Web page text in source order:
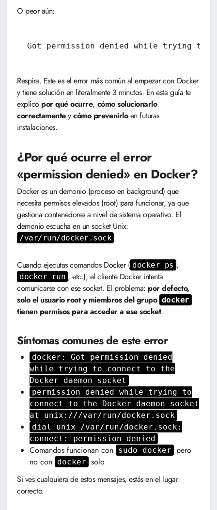
O peor aún:
Got permission denied while trying to
Respira. Este es el error más común al empezar con Docker
y tiene solución en literalmente 3 minutos. En esta guía te
explico por qué ocurre, cómo solucionarlo
correctamenteycómo prevenirloen futuras
instalaciones.
¿Por qué ocurre el error
«permission denied» en Docker?
Docker es un demonio (proceso en background) que
necesita permisos elevados (root) para funcionar, ya que
gestiona contenedores a nivel de sistema operativo. El
demonio escucha en un socket Unix:
/var/run/docker.sock .
Cuando ejecutas comandos Docker ( docker ps ,
docker run , etc.), el cliente Docker intenta
comunicarse con ese socket. El problema: por defecto,
solo el usuario root y miembros del grupo docker
tienen permisos para acceder a ese socket.
Síntomas comunes de este error
docker: Got permission denied
while trying to connect to the
Docker daemon socket
permission denied while trying to
connect to the Docker daemon socket
at unix:///var/run/docker.sock
dial unix /var/run/docker.sock:
connect: permission denied
Comandos funcionan con sudo docker
pero
no con docker solo
Si ves cualquiera de estos mensajes, estás en el lugar
correcto.